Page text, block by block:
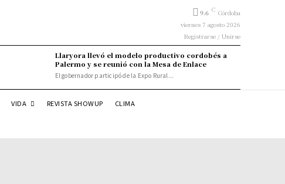
9.6 C Córdoba
viernes 7 agosto 2026
Registrarse / Unirse
Llaryora llevó el modelo productivo cordobés a
Palermo y se reunió con la Mesa de Enlace
El gobernador participó de la Expo Rural...
VIDA REVISTA SHOWUP CLIMA